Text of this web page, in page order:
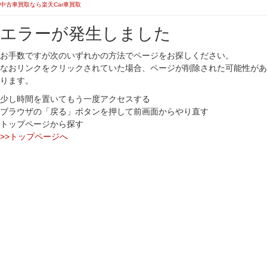
中古車買取なら楽天Car車買取
エラーが発生しました
お手数ですが次のいずれかの方法でページをお探しください。
なおリンクをクリックされていた場合、ページが削除された可能性があ
ります。
少し時間を置いてもう一度アクセスする
ブラウザの「戻る」ボタンを押して前画面からやり直す
トップページから探す
>>トップページへ